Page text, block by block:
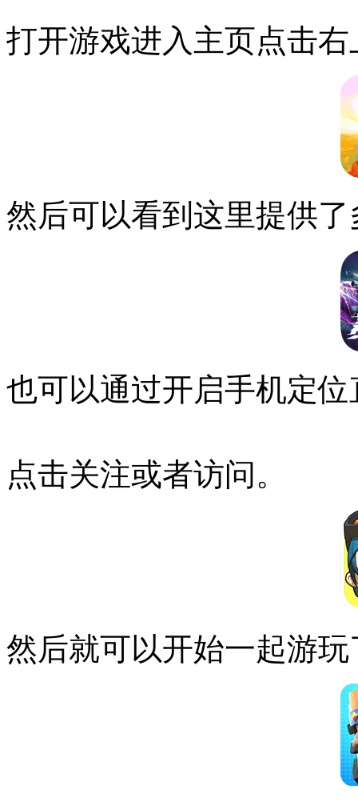
打开游戏进入主页点击
然后可以看到这里提供
也可以通过开启手机定
点击关注或者访问。
然后就可以开始一起游玩